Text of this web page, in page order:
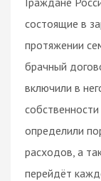
состоящие в
протяжении
брачный
включили в
определили
расходов, а
перейдёт